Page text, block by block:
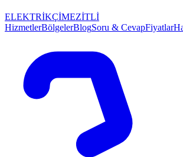
ELEKTRİKÇİMEZİTLİ
HizmetlerBölgelerBlogSoru & CevapFiyatlar